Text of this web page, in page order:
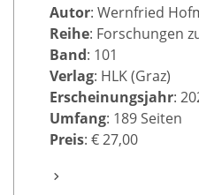
Autor: Wernfried
Reihe: Forschungen
Band: 101
Verlag: HLK (Graz)
Erscheinungsjahr:
Umfang: 189 Seiten
Preis: € 27,00